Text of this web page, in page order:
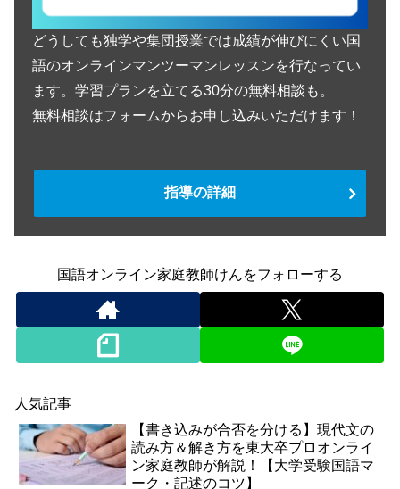
どうしても独学や集団授業では成績が伸びにくい国
語のオンラインマンツーマンレッスンを行なってい
ます。学習プランを立てる30分の無料相談も。
無料相談はフォームからお申し込みいただけます！
指導の詳細
国語オンライン家庭教師けんをフォローする
人気記事
【書き込みが合否を分ける】現代文の
読み方＆解き方を東大卒プロオンライ
ン家庭教師が解説！【大学受験国語マ
ーク・記述のコツ】